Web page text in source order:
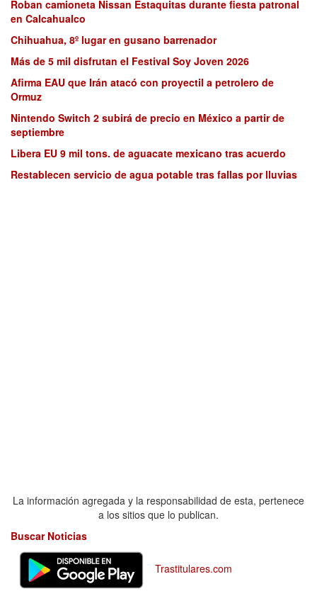
Roban camioneta Nissan Estaquitas durante fiesta patronal
en Calcahualco
Chihuahua, 8º lugar en gusano barrenador
Más de 5 mil disfrutan el Festival Soy Joven 2026
Afirma EAU que Irán atacó con proyectil a petrolero de
Ormuz
Nintendo Switch 2 subirá de precio en México a partir de
septiembre
Libera EU 9 mil tons. de aguacate mexicano tras acuerdo
Restablecen servicio de agua potable tras fallas por lluvias
La información agregada y la responsabilidad de esta, pertenece
a los sitios que lo publican.
Buscar Noticias
Trastitulares.com